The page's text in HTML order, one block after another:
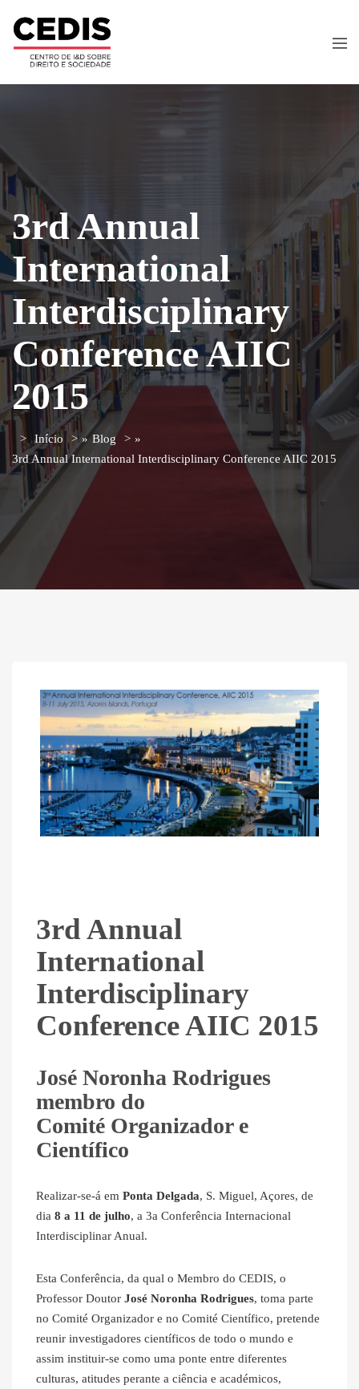
3rd Annual
International
Interdisciplinary
Conference AIIC
2015
Início » Blog
»
3rd Annual International Interdisciplinary Conference AIIC 2015
3rd Annual
International
Interdisciplinary
Conference AIIC 2015
José Noronha Rodrigues
membro do
Comité Organizador e
Científico
Realizar-se-á em Ponta Delgada, S. Miguel, Açores, de
dia 8 a 11 de julho, a 3a Conferência Internacional
Interdisciplinar Anual.
Esta Conferência, da qual o Membro do CEDIS, o
Professor Doutor José Noronha Rodrigues, toma parte
no Comité Organizador e no Comité Científico, pretende
reunir investigadores científicos de todo o mundo e
assim instituir-se como uma ponte entre diferentes
culturas, atitudes perante a ciência e académicos,